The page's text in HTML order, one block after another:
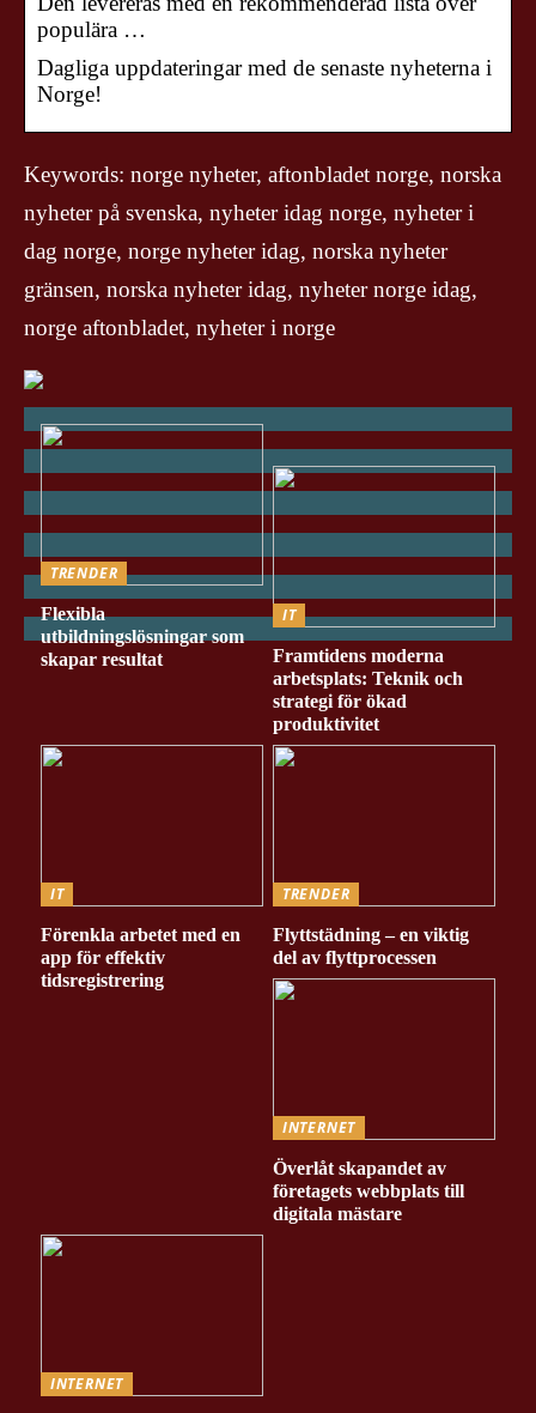
populära …
Dagliga uppdateringar med de senaste nyheterna i
Norge!
Keywords: norge nyheter, aftonbladet norge, norska
nyheter på svenska, nyheter idag norge, nyheter i
dag norge, norge nyheter idag, norska nyheter
gränsen, norska nyheter idag, nyheter norge idag,
norge aftonbladet, nyheter i norge
TRENDER
Flexibla
utbildningslösningar som
skapar resultat
IT
Framtidens moderna
arbetsplats: Teknik och
strategi för ökad
produktivitet
IT
Förenkla arbetet med en
app för effektiv
tidsregistrering
TRENDER
Flyttstädning – en viktig
del av flyttprocessen
INTERNET
Överlåt skapandet av
företagets webbplats till
digitala mästare
INTERNET